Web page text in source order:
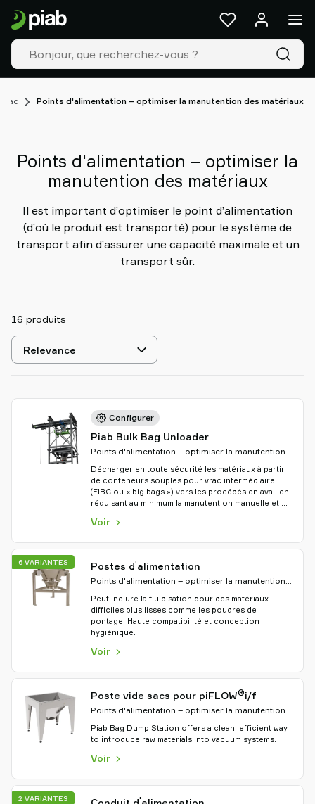
Points d'alimentation – optimiser la manutention des matériaux
Points d'alimentation – optimiser la
manutention des matériaux
Il est important d’optimiser le point d’alimentation
(d’où le produit est transporté) pour le système de
transport afin d’assurer une capacité maximale et un
transport sûr.
16 produits
Sélectionner
le
Configurer
Piab Bulk Bag Unloader
Points d'alimentation – optimiser la manutention
des matériaux
Décharger en toute sécurité les matériaux à partir
de conteneurs souples pour vrac intermédiaire
(FIBC ou « big bags ») vers les procédés en aval, en
réduisant au minimum la manutention manuelle et en
Voir
Postes d'alimentation
Points d'alimentation – optimiser la manutention
des matériaux
Peut inclure la fluidisation pour des matériaux
difficiles plus lisses comme les poudres de
pontage. Haute compatibilité et conception
hygiénique.
Voir
6 VARIANTES
Poste vide sacs pour piFLOW®i/f
Points d'alimentation – optimiser la manutention
des matériaux
Piab Bag Dump Station offers a clean, efficient way
to introduce raw materials into vacuum systems.
Voir
'
2 VARIANTES
Produits
&
Solutions
Industries
Nos
Ressources
propos
de
Piab
Group
Contactez-
partenaire
Old
shop